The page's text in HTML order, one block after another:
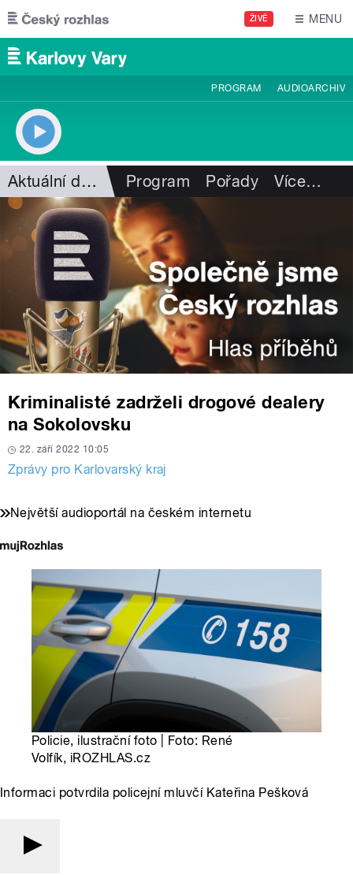
Přejít k hlavnímu obsahu
ŽIVĚ MENU
PROGRAM AUDIOARCHIV
Aktuální dění Program Pořady Více…
Kriminalisté zadrželi drogové dealery
na Sokolovsku
22. září 2022 10:05
Zprávy pro Karlovarský kraj
Největší audioportál na českém internetu
Policie, ilustrační foto | Foto: René
Volfík, iROZHLAS.cz
Informaci potvrdila policejní mluvčí Kateřina Pešková